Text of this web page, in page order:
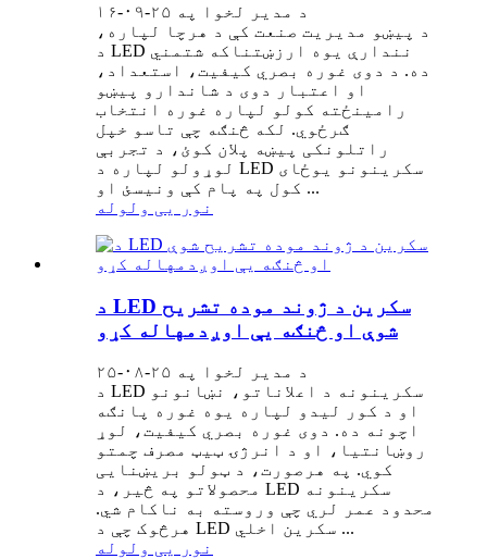
د مدیر لخوا په ۲۵-۰۹-۱۶
د پیښو مدیریت صنعت کې د هرچا لپاره،
د LED نندارې یوه ارزښتناکه شتمني
ده. د دوی غوره بصري کیفیت، استعداد،
او اعتبار دوی د شاندارو پیښو
رامینځته کولو لپاره غوره انتخاب
ګرځوي. لکه څنګه چې تاسو خپل
راتلونکی پیښه پلان کوئ، د تجربې
لوړولو لپاره د LED سکرینونو یوځای
کول په پام کې ونیسئ او ...
نور یی ولوله
د LED سکرین د ژوند موده تشریح
شوې او څنګه یې اوږدمهاله کړو
د مدیر لخوا په ۲۵-۰۸-۲۵
د LED سکرینونه د اعلاناتو، نښانونو
او د کور لیدو لپاره یوه غوره پانګه
اچونه ده. دوی غوره بصري کیفیت، لوړ
روښانتیا، او د انرژۍ ټیټ مصرف چمتو
کوي. په هرصورت، د ټولو بریښنایی
محصولاتو په څیر، د LED سکرینونه
محدود عمر لري چې وروسته به ناکام شي.
هرڅوک چې د LED سکرین اخلي ...
نور یی ولوله